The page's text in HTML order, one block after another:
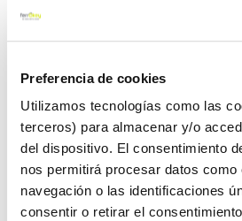
Preferencia de cookies
Utilizamos tecnologías como las
terceros) para almacenar y/o
del dispositivo. El consentimiento
nos permitirá procesar datos
navegación o las identificaciones
consentir o retirar el